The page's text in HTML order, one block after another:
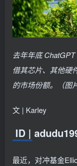
去年年底
借其芯片、其他硬
的市场份额。（图
文 | Karley
ID |
最近，对冲基金